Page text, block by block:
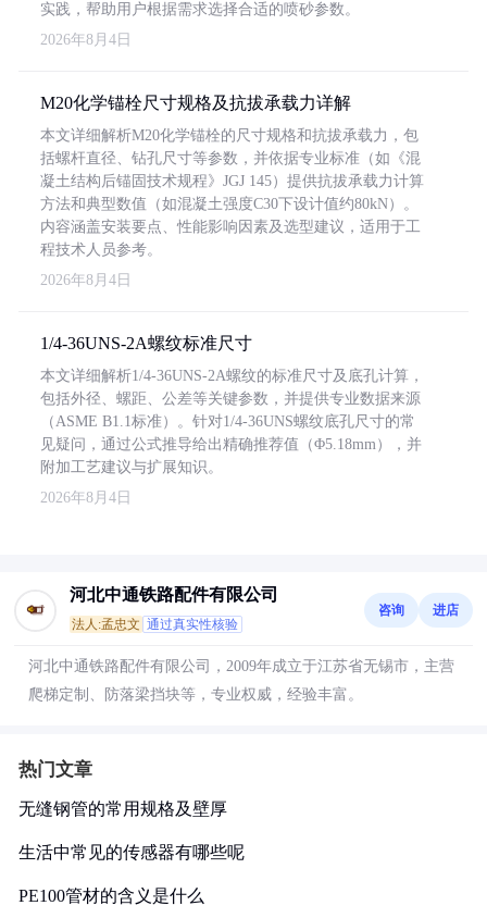
实践，帮助用户根据需求选择合适的喷砂参数。
2026年8月4日
M20化学锚栓尺寸规格及抗拔承载力详解
本文详细解析M20化学锚栓的尺寸规格和抗拔承载力，包
括螺杆直径、钻孔尺寸等参数，并依据专业标准（如《混
凝土结构后锚固技术规程》JGJ 145）提供抗拔承载力计算
方法和典型数值（如混凝土强度C30下设计值约80kN）。
内容涵盖安装要点、性能影响因素及选型建议，适用于工
程技术人员参考。
2026年8月4日
1/4-36UNS-2A螺纹标准尺寸
本文详细解析1/4-36UNS-2A螺纹的标准尺寸及底孔计算，
包括外径、螺距、公差等关键参数，并提供专业数据来源
（ASME B1.1标准）。针对1/4-36UNS螺纹底孔尺寸的常
见疑问，通过公式推导给出精确推荐值（Φ5.18mm），并
附加工艺建议与扩展知识。
2026年8月4日
河北中通铁路配件有限公司
法人:孟忠文 通过真实性核验
咨询 进店
河北中通铁路配件有限公司，2009年成立于江苏省无锡市，主营
爬梯定制、防落梁挡块等，专业权威，经验丰富。
热门文章
无缝钢管的常用规格及壁厚
生活中常见的传感器有哪些呢
PE100管材的含义是什么